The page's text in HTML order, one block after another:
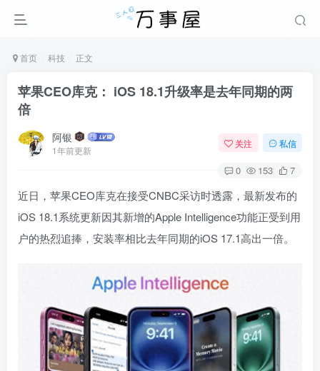
首页 科技 正文
苹果CEO库克： iOS 18.1升级率是去年同期的两
倍
阿银
1年前更新
关注 私信
0 153 7
近日，苹果CEO库克在接受CNBC采访时透露，最新发布的
iOS 18.1系统更新因其新增的Apple Intelligence功能正受到用
户的热烈追捧，安装率相比去年同期的iOS 17.1高出一倍。